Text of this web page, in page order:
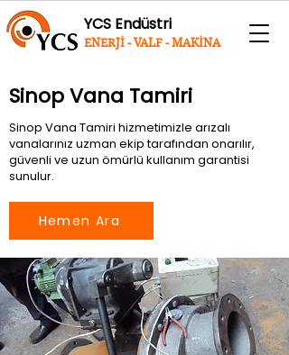
YCS Endüstri
ENERJİ - VALF - MAKİNA
Sinop Vana Tamiri
Sinop Vana Tamiri hizmetimizle arızalı
vanalarınız uzman ekip tarafından onarılır,
güvenli ve uzun ömürlü kullanım garantisi
sunulur.
Hemen Ara